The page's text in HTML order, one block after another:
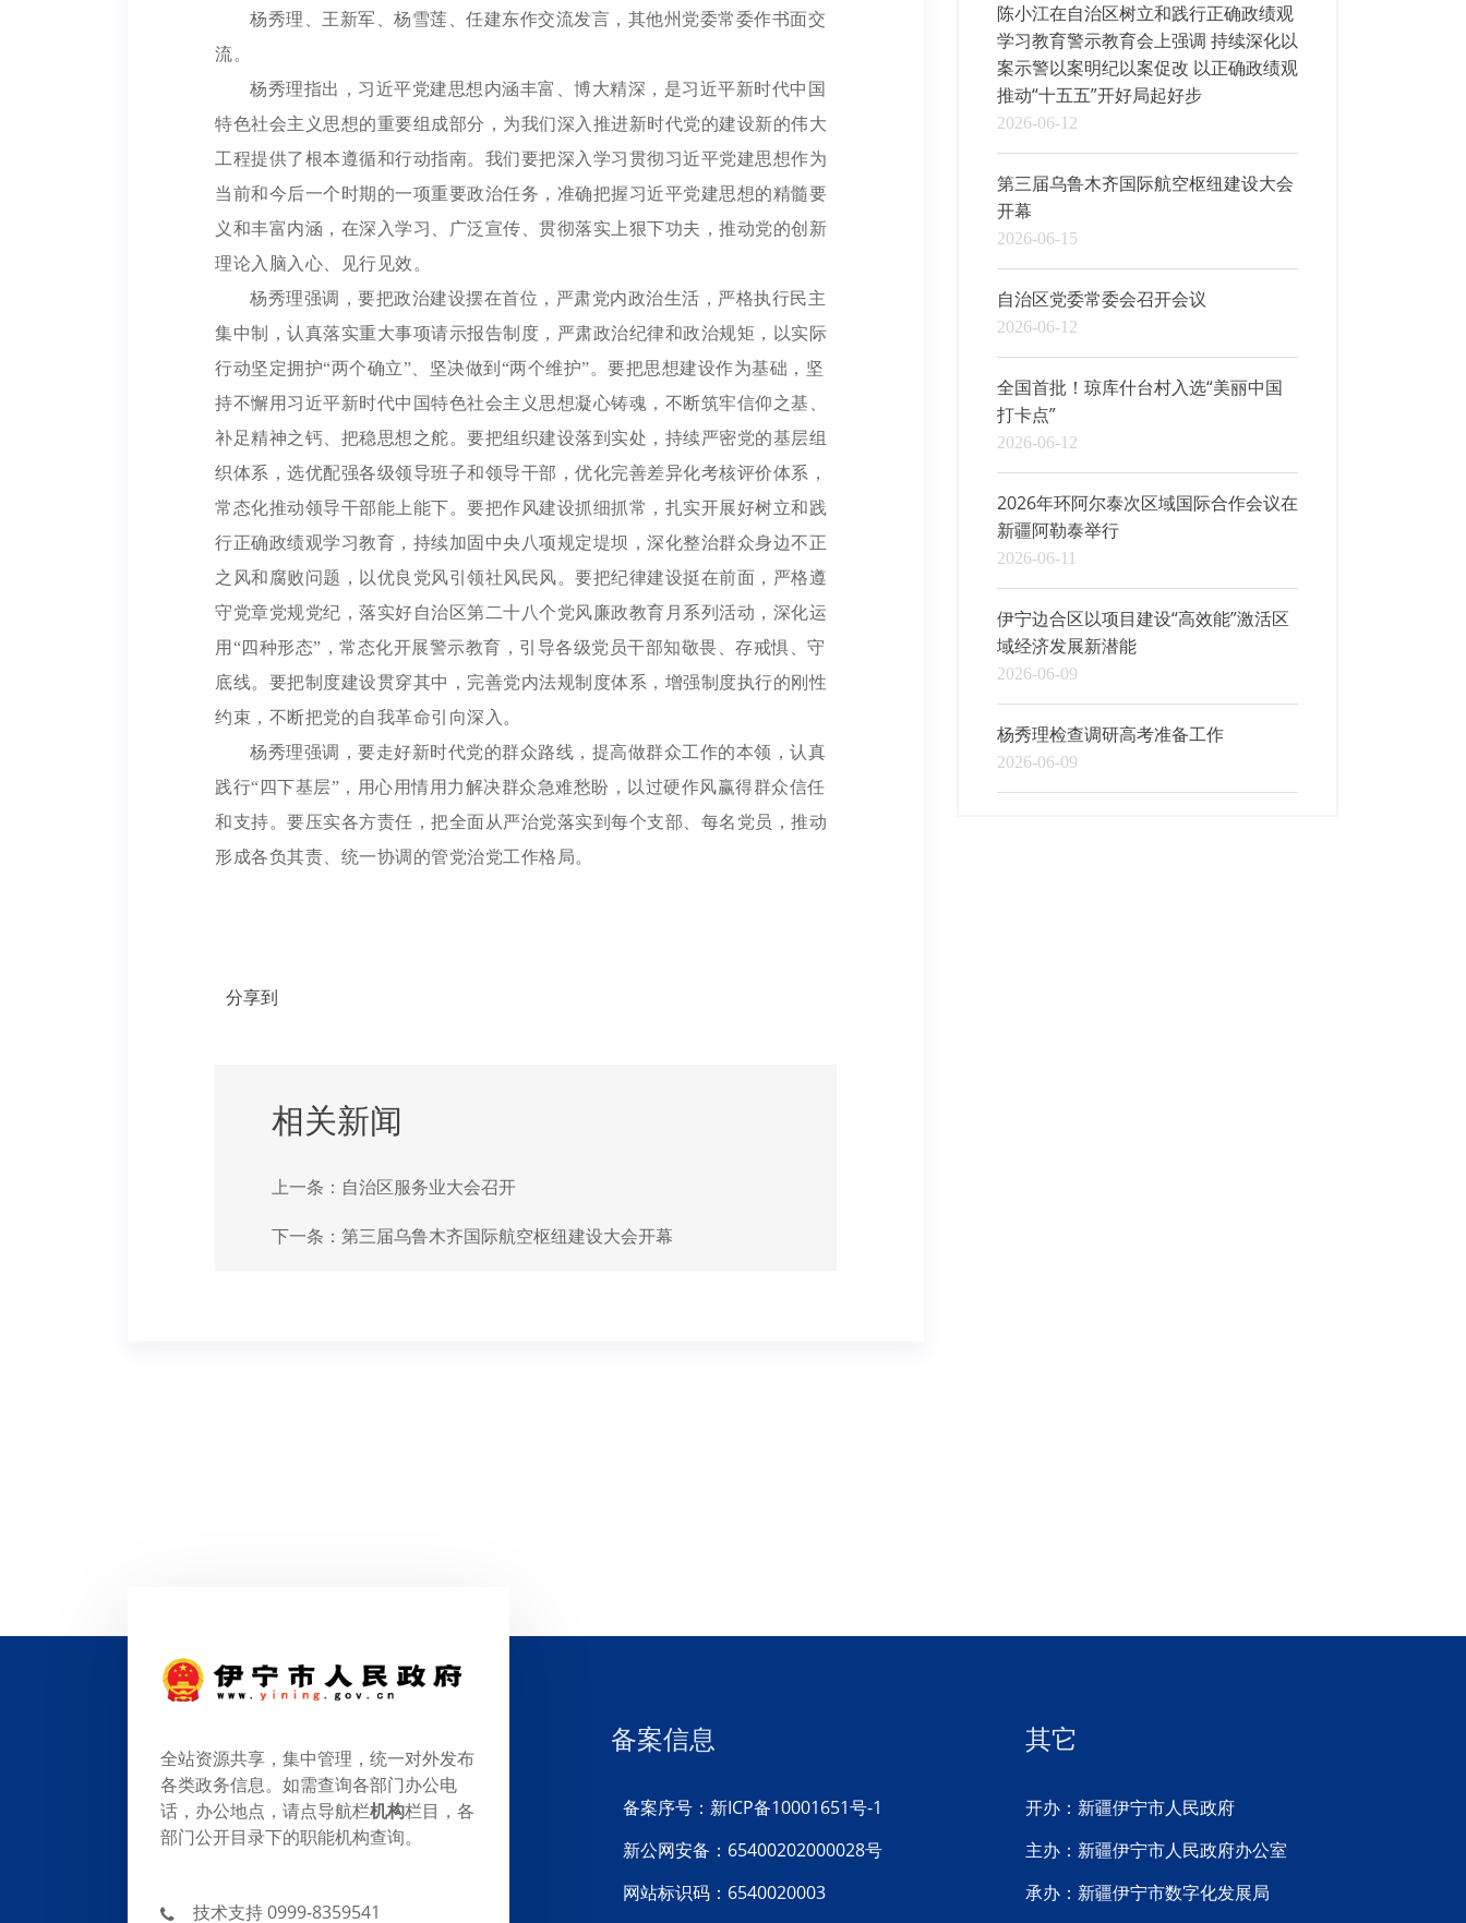
杨秀理、王新军、杨雪莲、任建东作交流发言，其他州党委常委作书面交
流。
杨秀理指出，习近平党建思想内涵丰富、博大精深，是习近平新时代中国
特色社会主义思想的重要组成部分，为我们深入推进新时代党的建设新的伟大
工程提供了根本遵循和行动指南。我们要把深入学习贯彻习近平党建思想作为
当前和今后一个时期的一项重要政治任务，准确把握习近平党建思想的精髓要
义和丰富内涵，在深入学习、广泛宣传、贯彻落实上狠下功夫，推动党的创新
理论入脑入心、见行见效。
杨秀理强调，要把政治建设摆在首位，严肃党内政治生活，严格执行民主
集中制，认真落实重大事项请示报告制度，严肃政治纪律和政治规矩，以实际
行动坚定拥护“两个确立”、坚决做到“两个维护”。要把思想建设作为基础，坚
持不懈用习近平新时代中国特色社会主义思想凝心铸魂，不断筑牢信仰之基、
补足精神之钙、把稳思想之舵。要把组织建设落到实处，持续严密党的基层组
织体系，选优配强各级领导班子和领导干部，优化完善差异化考核评价体系，
常态化推动领导干部能上能下。要把作风建设抓细抓常，扎实开展好树立和践
行正确政绩观学习教育，持续加固中央八项规定堤坝，深化整治群众身边不正
之风和腐败问题，以优良党风引领社风民风。要把纪律建设挺在前面，严格遵
守党章党规党纪，落实好自治区第二十八个党风廉政教育月系列活动，深化运
用“四种形态”，常态化开展警示教育，引导各级党员干部知敬畏、存戒惧、守
底线。要把制度建设贯穿其中，完善党内法规制度体系，增强制度执行的刚性
约束，不断把党的自我革命引向深入。
杨秀理强调，要走好新时代党的群众路线，提高做群众工作的本领，认真
践行“四下基层”，用心用情用力解决群众急难愁盼，以过硬作风赢得群众信任
和支持。要压实各方责任，把全面从严治党落实到每个支部、每名党员，推动
形成各负其责、统一协调的管党治党工作格局。
分享到
相关新闻
上一条： 自治区服务业大会召开
下一条： 第三届乌鲁木齐国际航空枢纽建设大会开幕
陈小江在自治区树立和践行正确政绩观
学习教育警示教育会上强调 持续深化以
案示警以案明纪以案促改 以正确政绩观
推动“十五五”开好局起好步
2026-06-12
第三届乌鲁木齐国际航空枢纽建设大会
开幕
2026-06-15
自治区党委常委会召开会议
2026-06-12
全国首批！琼库什台村入选“美丽中国
打卡点”
2026-06-12
2026年环阿尔泰次区域国际合作会议在
新疆阿勒泰举行
2026-06-11
伊宁边合区以项目建设“高效能”激活区
域经济发展新潜能
2026-06-09
杨秀理检查调研高考准备工作
2026-06-09
全站资源共享，集中管理，统一对外发布
各类政务信息。如需查询各部门办公电
话，办公地点，请点导航栏机构栏目，各
部门公开目录下的职能机构查询。
技术支持 0999-8359541
备案信息
备案序号：新ICP备10001651号-1
新公网安备：65400202000028号
网站标识码：6540020003
其它
开办：新疆伊宁市人民政府
主办：新疆伊宁市人民政府办公室
承办：新疆伊宁市数字化发展局